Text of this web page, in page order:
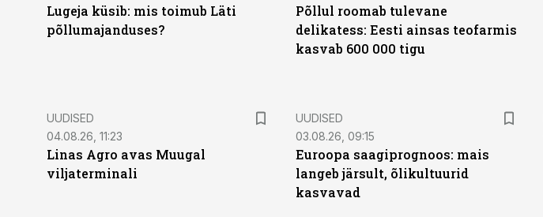
Lugeja küsib: mis toimub Läti
põllumajanduses?
Põllul roomab tulevane
delikatess: Eesti ainsas teofarmis
kasvab 600 000 tigu
UUDISED
04.08.26, 11:23
Linas Agro avas Muugal
viljaterminali
UUDISED
03.08.26, 09:15
Euroopa saagiprognoos: mais
langeb järsult, õlikultuurid
kasvavad